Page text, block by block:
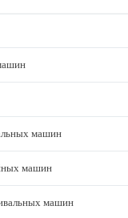
машин
машин
машин